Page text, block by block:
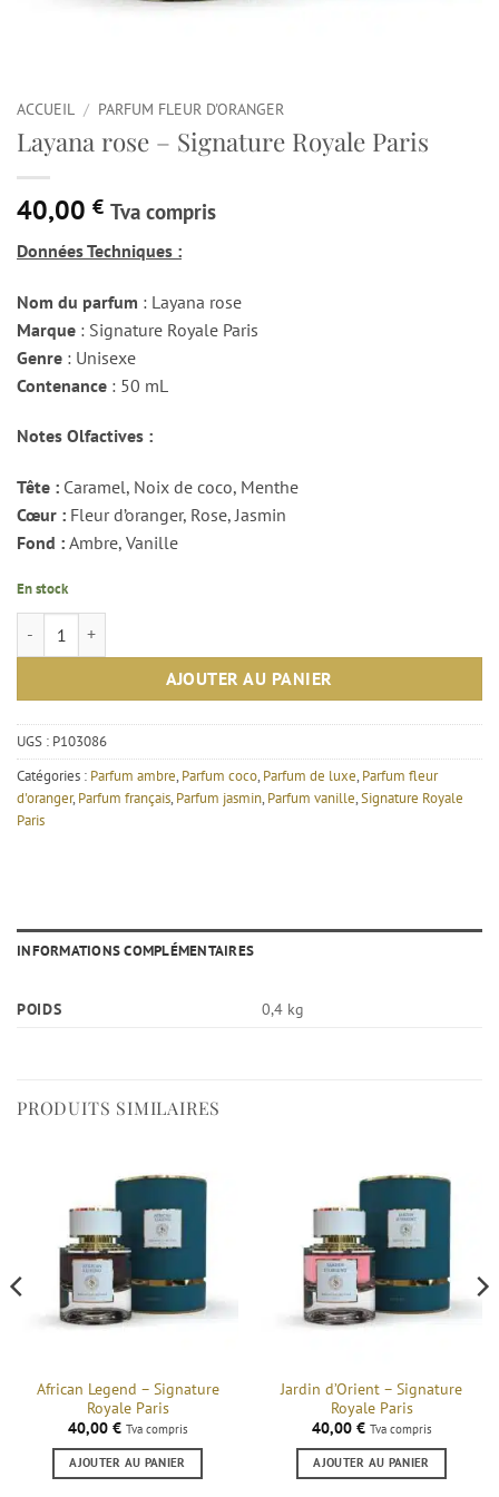
ACCUEIL / PARFUM FLEUR D'ORANGER
Layana rose – Signature Royale Paris
40,00 € Tva compris
Données Techniques :
Nom du parfum : Layana rose
Marque : Signature Royale Paris
Genre : Unisexe
Contenance : 50 mL
Notes Olfactives :
Tête : Caramel, Noix de coco, Menthe
Cœur : Fleur d’oranger, Rose, Jasmin
Fond : Ambre, Vanille
En stock
AJOUTER AU PANIER
UGS : P103086
Catégories : Parfum ambre, Parfum coco, Parfum de luxe, Parfum fleur
d'oranger, Parfum français, Parfum jasmin, Parfum vanille,Signature Royale
Paris
INFORMATIONS COMPLÉMENTAIRES
POIDS 0,4 kg
PRODUITS SIMILAIRES
African Legend – Signature
Royale Paris
40,00 € Tva compris
AJOUTER AU PANIER
Jardin d’Orient – Signature
Royale Paris
40,00 € Tva compris
AJOUTER AU PANIER